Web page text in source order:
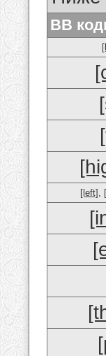
BB
[left] ,